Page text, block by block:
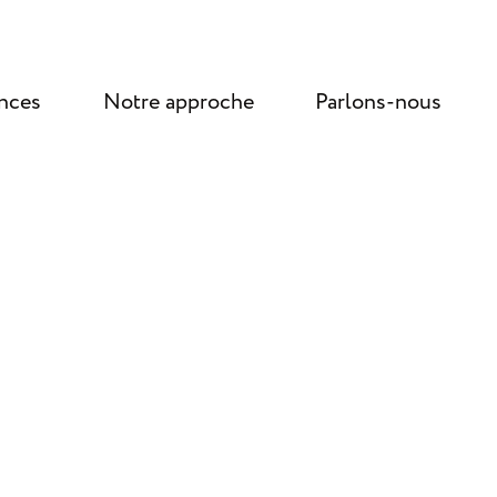
Notre approche Parlons-nous